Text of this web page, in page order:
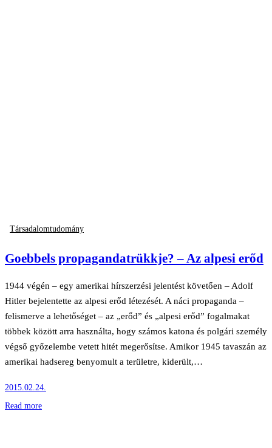
Társadalomtudomány
Goebbels propagandatrükkje? – Az alpesi erőd
1944 végén – egy amerikai hírszerzési jelentést követően – Adolf
Hitler bejelentette az alpesi erőd létezését. A náci propaganda –
felismerve a lehetőséget – az „erőd” és „alpesi erőd” fogalmakat
többek között arra használta, hogy számos katona és polgári személy
végső győzelembe vetett hitét megerősítse. Amikor 1945 tavaszán az
amerikai hadsereg benyomult a területre, kiderült,…
2015.02.24.
Read more